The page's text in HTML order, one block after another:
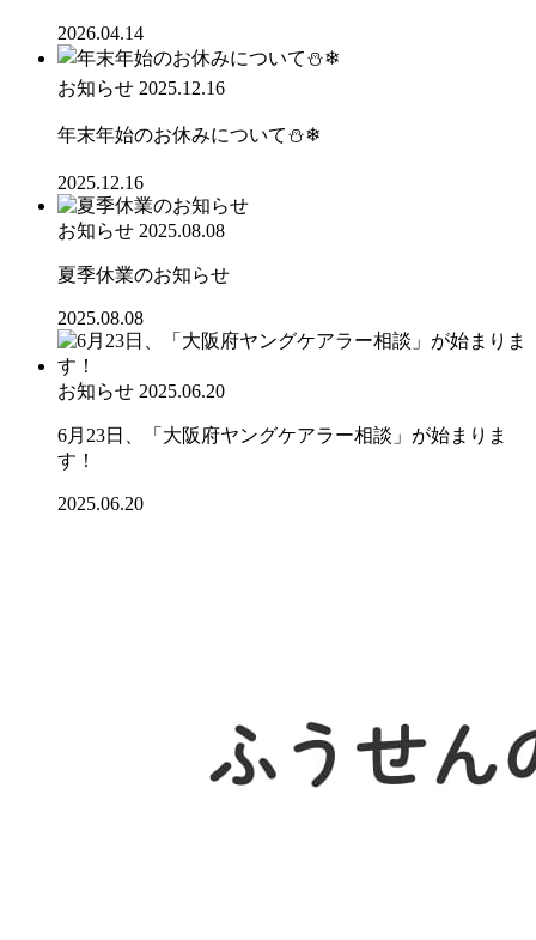
2026.04.14
お知らせ 2025.12.16
年末年始のお休みについて⛄❄
2025.12.16
お知らせ 2025.08.08
夏季休業のお知らせ
2025.08.08
お知らせ 2025.06.20
6月23日、「大阪府ヤングケアラー相談」が始まりま
す！
2025.06.20